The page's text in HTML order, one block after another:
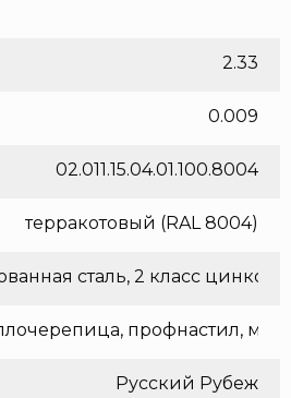
2.33
0.009
02.011.15.04.01.100.8004
терракотовый (RAL 8004)
Русский Рубеж